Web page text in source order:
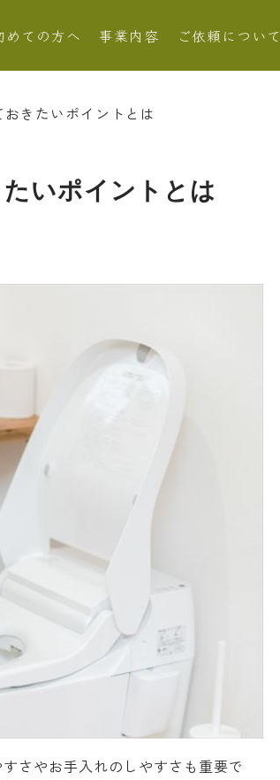
めての方へ 事業内容 ご依頼について
きたいポイントとは
いポイントとは
さやお手入れのしやすさも重要で